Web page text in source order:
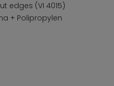
edges (VI 4015)
+ Polipropylen